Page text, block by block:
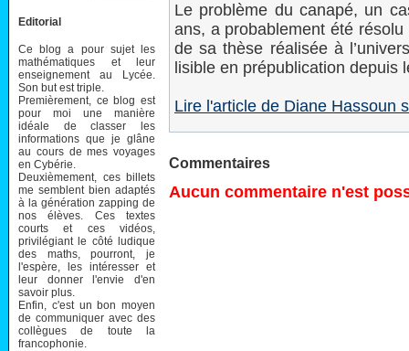
Editorial
Ce blog a pour sujet les
mathématiques et leur
enseignement au Lycée.
Son but est triple.
Premièrement, ce blog est
pour moi une manière
idéale de classer les
informations que je glâne
au cours de mes voyages
en Cybérie.
Deuxièmement, ces billets
me semblent bien adaptés
à la génération zapping de
nos élèves. Ces textes
courts et ces vidéos,
privilégiant le côté ludique
des maths, pourront, je
l'espère, les intéresser et
leur donner l'envie d'en
savoir plus.
Enfin, c'est un bon moyen
de communiquer avec des
collègues de toute la
francophonie.
Le problème du canapé, un
ans, a probablement été
de sa thèse réalisée à
lisible en prépublication depuis
Lire l'article de Diane Hassoun
Commentaires
Aucun commentaire n'est